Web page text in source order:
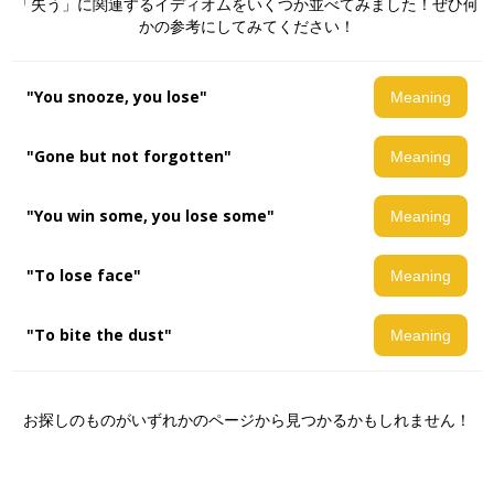
かの参考にしてみてください！
"You snooze, you lose" Meaning
"Gone but not forgotten" Meaning
"You win some, you lose some" Meaning
"To lose face" Meaning
"To bite the dust" Meaning
お探しのものがいずれかのページから見つかるかもしれません！